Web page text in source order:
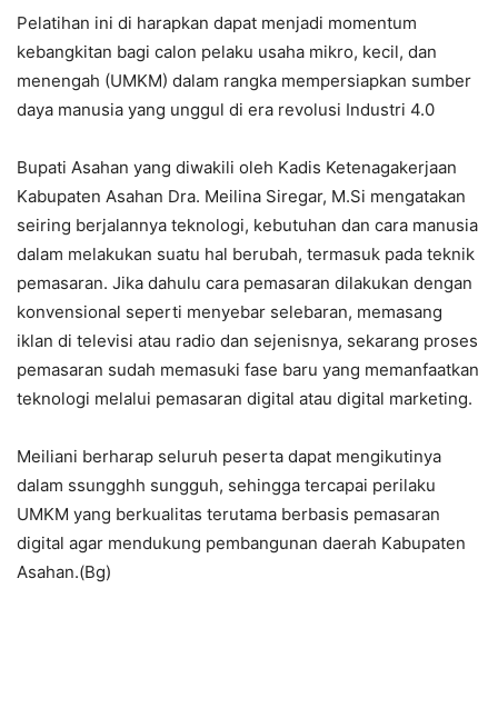
Pelatihan ini di harapkan dapat menjadi momentum
kebangkitan bagi calon pelaku usaha mikro, kecil, dan
menengah (UMKM) dalam rangka mempersiapkan sumber
daya manusia yang unggul di era revolusi Industri 4.0
Bupati Asahan yang diwakili oleh Kadis Ketenagakerjaan
Kabupaten Asahan Dra. Meilina Siregar, M.Si mengatakan
seiring berjalannya teknologi, kebutuhan dan cara manusia
dalam melakukan suatu hal berubah, termasuk pada teknik
pemasaran. Jika dahulu cara pemasaran dilakukan dengan
konvensional seperti menyebar selebaran, memasang
iklan di televisi atau radio dan sejenisnya, sekarang proses
pemasaran sudah memasuki fase baru yang memanfaatkan
teknologi melalui pemasaran digital atau digital marketing.
Meiliani berharap seluruh peserta dapat mengikutinya
dalam ssungghh sungguh, sehingga tercapai perilaku
UMKM yang berkualitas terutama berbasis pemasaran
digital agar mendukung pembangunan daerah Kabupaten
Asahan.(Bg)